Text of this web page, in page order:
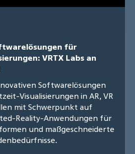
für
VRTX Labs an
Softwarelösungen
Visualisierungen in AR, VR
mit Schwerpunkt auf
Reality-Anwendungen für
und maßgeschneiderte